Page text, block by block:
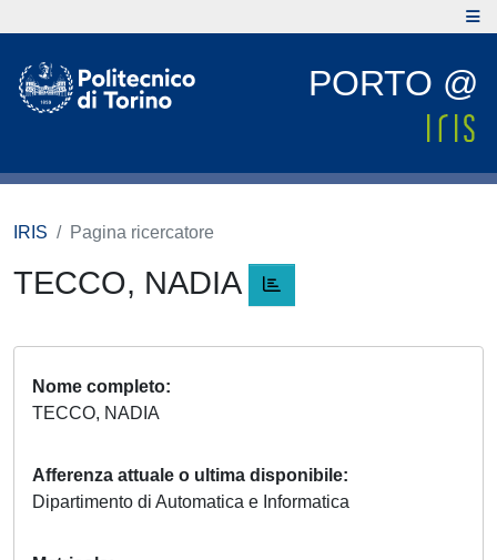
PORTO @
IRIS Pagina ricercatore
TECCO, NADIA
Nome completo
TECCO, NADIA
Afferenza attuale o ultima disponibile
Dipartimento di Automatica e Informatica